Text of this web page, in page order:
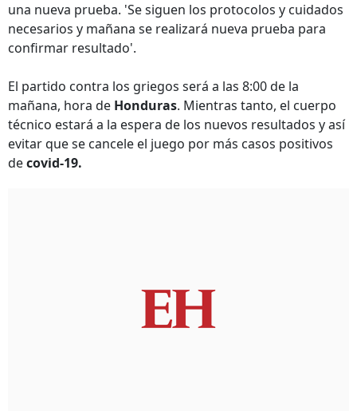
una nueva prueba. 'Se siguen los protocolos y cuidados
necesarios y mañana se realizará nueva prueba para
confirmar resultado'.
El partido contra los griegos será a las 8:00 de la
mañana, hora de Honduras. Mientras tanto, el cuerpo
técnico estará a la espera de los nuevos resultados y así
evitar que se cancele el juego por más casos positivos
decovid-19.